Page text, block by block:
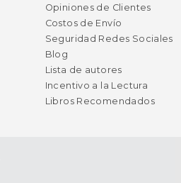
Opiniones de Clientes
Costos de Envío
Seguridad Redes Sociales
Blog
Lista de autores
Incentivo a la Lectura
Libros Recomendados